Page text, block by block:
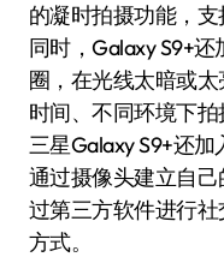
的凝时拍摄功能，支
同时，Galaxy S9+
圈，在光线太暗或
时间、不同环境下拍
三星Galaxy S9+还
通过摄像头建立自
过第三方软件进行
方式。